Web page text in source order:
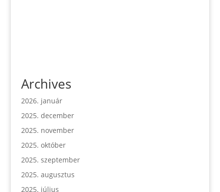
Archives
2026. január
2025. december
2025. november
2025. október
2025. szeptember
2025. augusztus
2025. július